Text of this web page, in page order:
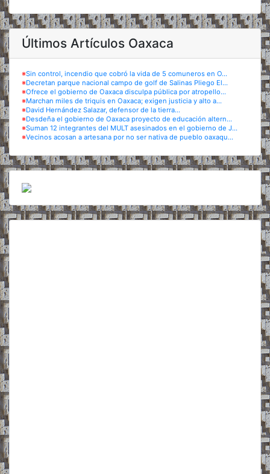
Últimos Artículos Oaxaca
※Sin control, incendio que cobró la vida de 5 comuneros en O...
※Decretan parque nacional campo de golf de Salinas Pliego El...
※Ofrece el gobierno de Oaxaca disculpa pública por atropello...
※Marchan miles de triquis en Oaxaca; exigen justicia y alto a...
※David Hernández Salazar, defensor de la tierra...
※Desdeña el gobierno de Oaxaca proyecto de educación altern...
※Suman 12 integrantes del MULT asesinados en el gobierno de J...
※Vecinos acosan a artesana por no ser nativa de pueblo oaxaqu...